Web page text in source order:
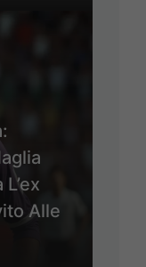
Alle